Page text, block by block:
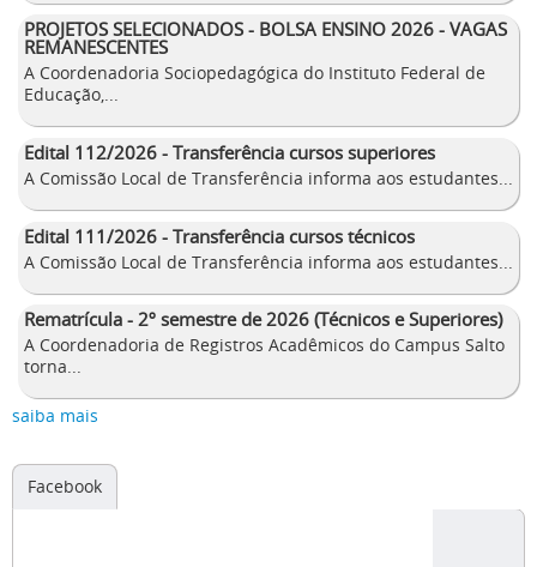
PROJETOS SELECIONADOS - BOLSA ENSINO 2026 - VAGAS
REMANESCENTES
A Coordenadoria Sociopedagógica do Instituto Federal de
Educação,...
Edital 112/2026 - Transferência cursos superiores
A Comissão Local de Transferência informa aos estudantes...
Edital 111/2026 - Transferência cursos técnicos
A Comissão Local de Transferência informa aos estudantes...
Rematrícula - 2º semestre de 2026 (Técnicos e Superiores)
A Coordenadoria de Registros Acadêmicos do Campus Salto
torna...
saiba mais
Facebook